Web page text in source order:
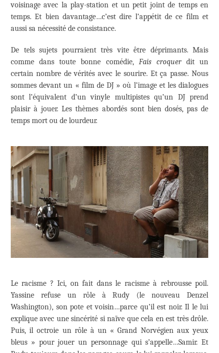
voisinage avec la play-station et un petit joint de temps en
temps. Et bien davantage…c’est dire l’appétit de ce film et
aussi sa nécessité de consistance.
De tels sujets pourraient très vite être déprimants. Mais
comme dans toute bonne comédie, Fais croquerdit un
certain nombre de vérités avec le sourire. Et ça passe. Nous
sommes devant un « film de DJ » où l’image et les dialogues
sont l’équivalent d’un vinyle multipistes qu’un DJ prend
plaisir à jouer. Les thèmes abordés sont bien dosés, pas de
temps mort ou de lourdeur.
Le racisme ? Ici, on fait dans le racisme à rebrousse poil.
Yassine refuse un rôle à Rudy (le nouveau Denzel
Washington), son pote et voisin…parce qu’il est noir. Il le lui
explique avec une sincérité si naïve que cela en est très drôle.
Puis, il octroie un rôle à un « Grand Norvégien aux yeux
bleus » pour jouer un personnage qui s’appelle…Samir. Et